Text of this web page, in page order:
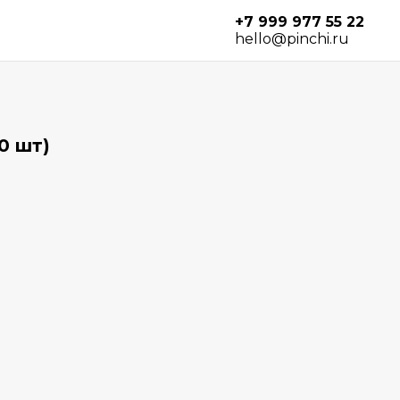
+7 999 977 55 22
hello@pinchi.ru
шт)